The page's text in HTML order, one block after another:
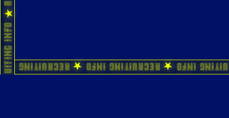
Info ★ Recruiting Info ★